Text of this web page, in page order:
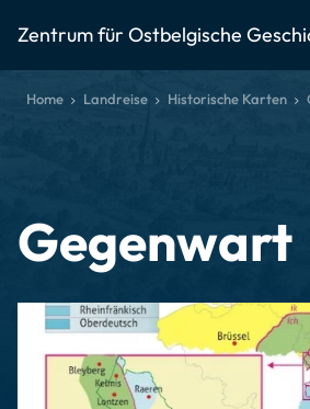
Zentrum für Ostbelgische
Home Landreise Historische Karten
Gegenwart